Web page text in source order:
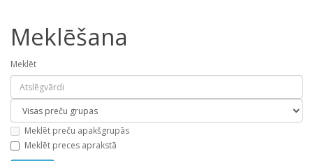
Meklēšana
Meklēt
Meklēt preču apakšgrupās
Meklēt preces aprakstā